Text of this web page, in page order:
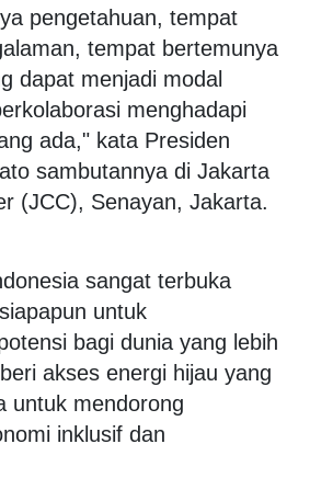
pengetahuan, tempat
tempat bertemunya
dapat menjadi modal
menghadapi
ada," kata Presiden
sambutannya di Jakarta
(JCC), Senayan, Jakarta.
sangat terbuka
untuk
bagi dunia yang lebih
akses energi hijau yang
untuk mendorong
inklusif dan